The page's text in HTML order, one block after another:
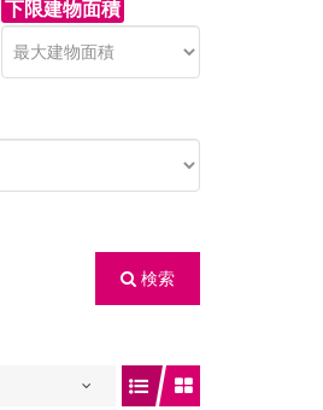
下限建物面積
検索